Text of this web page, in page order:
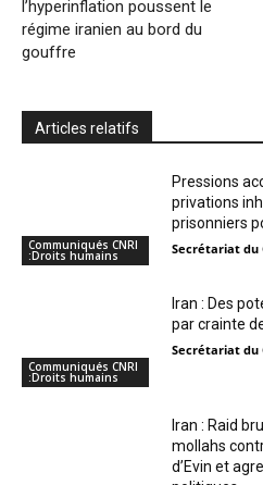
l’hyperinflation poussent le
régime iranien au bord du
gouffre
Articles relatifs
Communiqués CNRI
:Droits humains
Pressions
privations
prisonniers
Secrétariat du
Communiqués CNRI
:Droits humains
Iran : Des
par crainte
Secrétariat du
Iran : Raid
mollahs
d’Evin et